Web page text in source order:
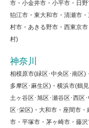
市・小金井市・小平市・日
狛江市・東大和市・清瀬市
村市・あきる野市・西東京
村)
神奈川
相模原市(緑区･中央区･南区)
多摩区･麻生区)・横浜市(鶴
土ヶ谷区･旭区･瀬谷区･西区
区･栄区)・大和市・座間市
市・平塚市・茅ヶ崎市・藤